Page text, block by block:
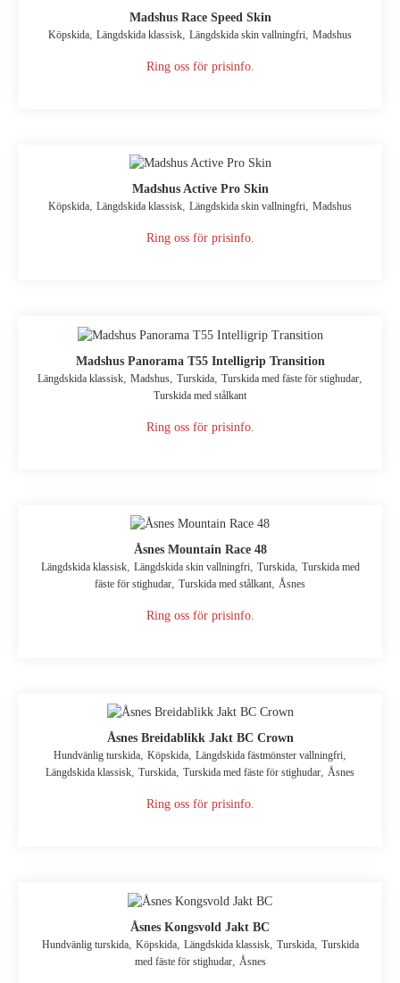
Madshus Race Speed Skin
Köpskida, Längdskida klassisk, Längdskida skin vallningfri, Madshus
Ring oss för prisinfo.
Madshus Active Pro Skin
Köpskida, Längdskida klassisk, Längdskida skin vallningfri, Madshus
Ring oss för prisinfo.
Madshus Panorama T55 Intelligrip Transition
Längdskida klassisk Madshus Turskida Turskida med fäste för stighudar
Turskida med stålkant
Ring oss för prisinfo.
Åsnes Mountain Race 48
Längdskida klassisk, Längdskida skin vallningfri, Turskida, Turskida med
fäste för stighudar Turskida med stålkant Åsnes
Ring oss för prisinfo.
Åsnes Breidablikk Jakt BC Crown
Hundvänlig turskida, Köpskida, Längdskida fästmönster vallningfri,
Längdskida klassisk, Turskida, Turskida med fäste för stighudar, Åsnes
Ring oss för prisinfo.
Åsnes Kongsvold Jakt BC
Hundvänlig turskida, Köpskida, Längdskida klassisk, Turskida, Turskida
med fäste för stighudar, Åsnes